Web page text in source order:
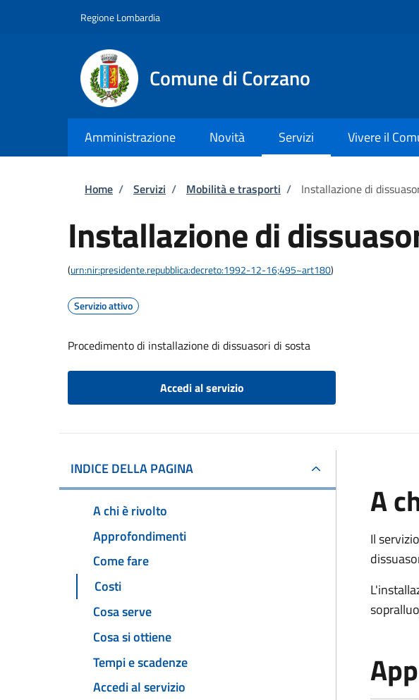
Regione Lombardia
Comune di Corzano
Amministrazione Novità Servizi Vivere il
Briciole di pane
Home / Servizi / Mobilità e trasporti / Installazione di
Installazione di
(urn:nir:presidente.repubblica:decreto:1992-12-16;495~art180)
Servizio attivo
Procedimento di installazione di dissuasori di sosta
Accedi al servizio
INDICE DELLA PAGINA
A chi è rivolto
Approfondimenti
Come fare
Costi
Cosa serve
Cosa si ottiene
Tempi e scadenze
Accedi al servizio
A
Il